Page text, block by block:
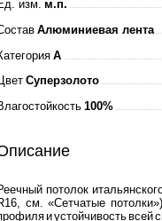
изм. м.п.
Алюминиевая лента
A
Суперзолото
100%
потолок
см. «Сетчатые
и устойчивость всей